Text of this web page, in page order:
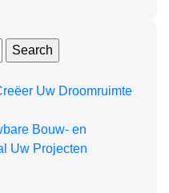
Uw Droomruimte
Bouw- en
Uw Projecten